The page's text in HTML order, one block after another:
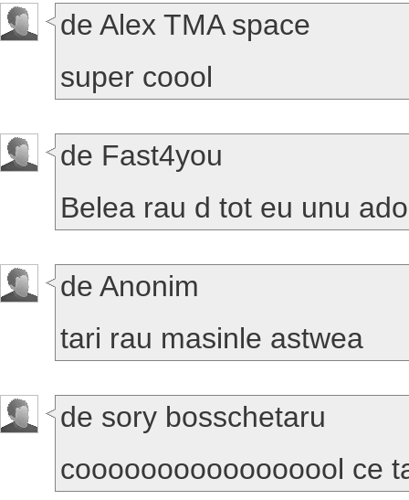
de Alex TMA space
super coool
de Fast4you
Belea rau d tot eu unu
de Anonim
tari rau masinle astwea
de sory bosschetaru
cooooooooooooooool ce